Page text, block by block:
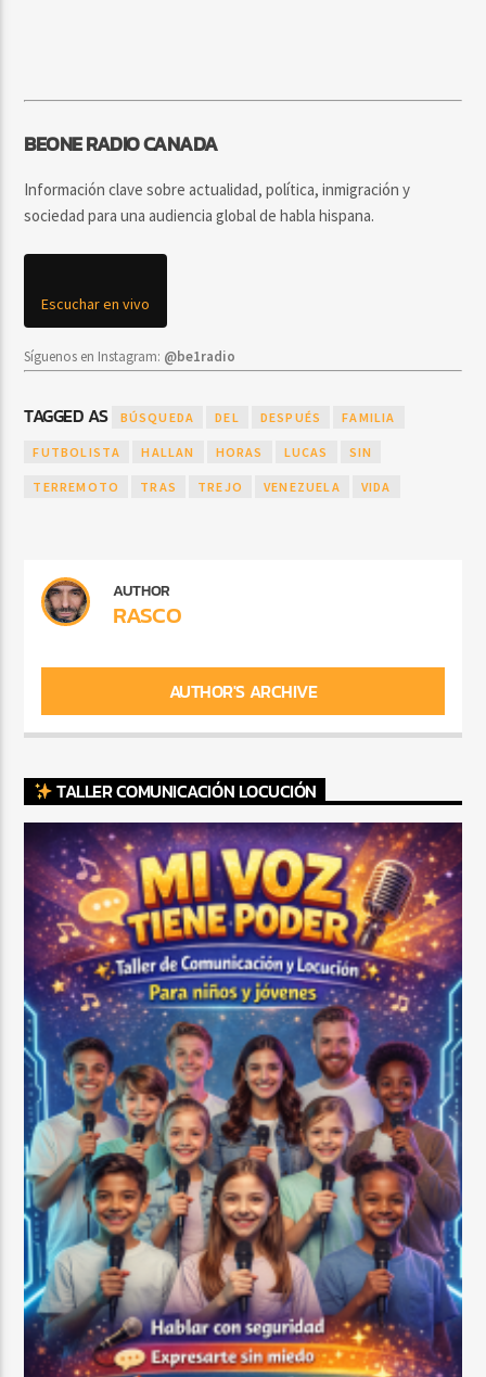
BEONE RADIO CANADA
Información clave sobre actualidad, política, inmigración y
sociedad para una audiencia global de habla hispana.
Escuchar en vivo
Síguenos en Instagram: @be1radio
TAGGED AS BÚSQUEDA DEL DESPUÉS FAMILIA
FUTBOLISTA HALLAN HORAS LUCAS SIN
TERREMOTO TRAS TREJO VENEZUELA VIDA
AUTHOR
RASCO
AUTHOR'S ARCHIVE
TALLER COMUNICACIÓN LOCUCIÓN